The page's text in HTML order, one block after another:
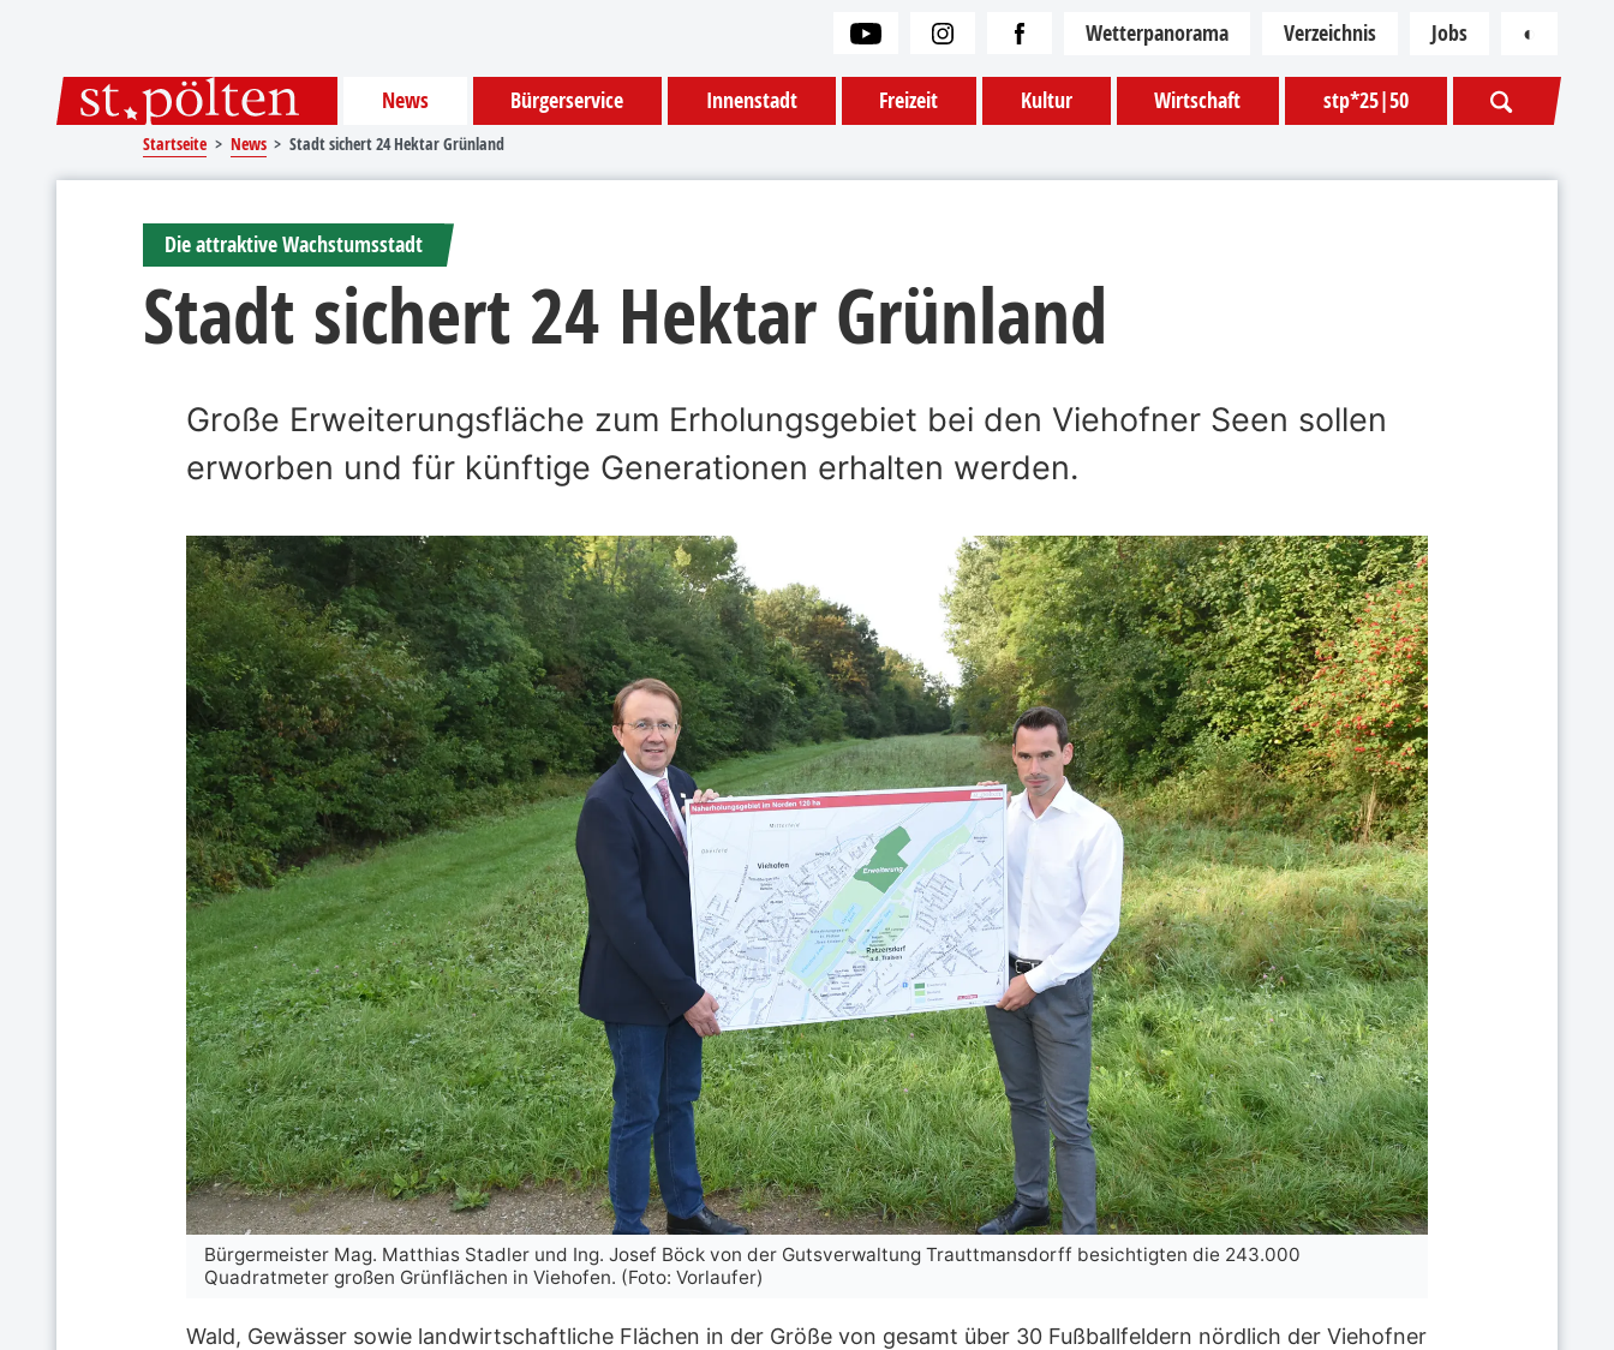
News Bürgerservice Innenstadt Freizeit Kultur Wirtschaft stp*25|50
Wetterpanorama Verzeichnis Jobs ◐
Startseite News Stadt sichert 24 Hektar Grünland
Die attraktive Wachstumsstadt
Stadt sichert 24 Hektar Grünland
Große Erweiterungsfläche zum Erholungsgebiet bei den Viehofner Seen sollen
erworben und für künftige Generationen erhalten werden.
Bürgermeister Mag. Matthias Stadler und Ing. Josef Böck von der Gutsverwaltung Trauttmansdorff besichtigten die 243.000
Quadratmeter großen Grünflächen in Viehofen. (Foto: Vorlaufer)
Wald, Gewässer sowie landwirtschaftliche Flächen in der Größe von gesamt über 30 Fußballfeldern nördlich der Viehofner